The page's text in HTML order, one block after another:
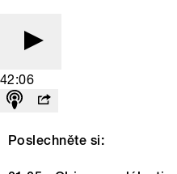
42:06
Poslechněte si: